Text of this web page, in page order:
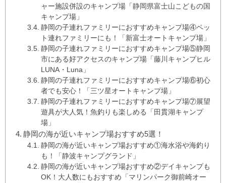
ャー施設併設のキャンプ場「静岡県富士山こどもの国
キャンプ場」
静岡の子連れファミリーにおすすめキャンプ場④ペッ
ト連れファミリーにも！「新富士オートキャンプ場」
静岡の子連れファミリーにおすすめキャンプ場⑤静岡
市にある好アクセスのキャンプ場「藤川キャンプヒル
LUNA・Luna」
静岡の子連れファミリーにおすすめキャンプ場⑥初心
者でも安心！「三ツ星オートキャンプ場」
静岡の子連れファミリーにおすすめキャンプ場⑦展望
遊具が大人気！魚釣りも楽しめる「田貫湖キャンプ
場」
静岡の海が近いキャンプ場おすすめ5選！
静岡の海が近いキャンプ場おすすめ①海水浴や海釣り
も！「静波キャンプグランド」
静岡の海が近いキャンプ場おすすめ②デイキャンプも
OK！大人数にもおすすめ「マリンパーク御前崎オー